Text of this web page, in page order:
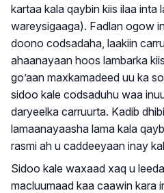
kartaa kala qaybin kiis ilaa inta
wareysigaaga). Fadlan ogow
doono codsadaha, laakiin
ahaanayaan hoos lambarka
go’aan maxkamadeed uu ka
sidoo kale codsaduhu waa
daryeelka carruurta. Kadib
lamaanayaasha lama kala
rasmi ah u caddeeyaan inay
Sidoo kale waxaad xaq u
macluumaad kaa caawin kara